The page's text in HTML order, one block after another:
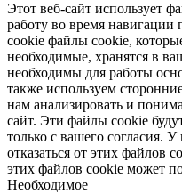
Этот веб-сайт использует
работу во время навигации
cookie файлы cookie,
необходимые, хранятся в
необходимы для работы
также используем
нам анализировать и
сайт. Эти файлы cookie
только с вашего согласия.
отказаться от этих файлов
этих файлов cookie может
Необходимое